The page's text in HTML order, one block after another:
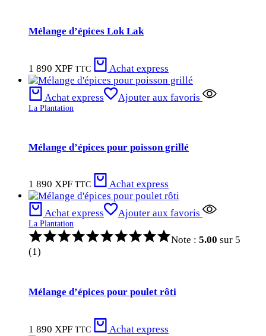
Mélange d’épices Lok Lak
1 890 XPF TTC Achat express
Achat express Ajouter aux favoris
La Plantation
Mélange d’épices pour poisson grillé
1 890 XPF TTC Achat express
Achat express Ajouter aux favoris
La Plantation
Note : 5.00 sur 5
(1)
Mélange d’épices pour poulet rôti
1 890 XPF TTC Achat express